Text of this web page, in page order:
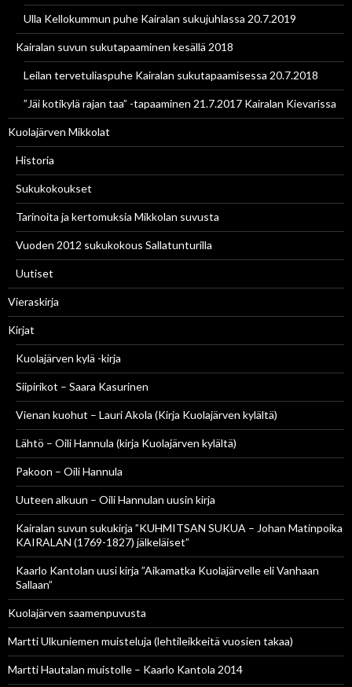
Ulla Kellokummun puhe Kairalan sukujuhlassa 20.7.2019
Kairalan suvun sukutapaaminen kesällä 2018
Leilan tervetuliaspuhe Kairalan sukutapaamisessa 20.7.2018
”Jäi kotikylä rajan taa” -tapaaminen 21.7.2017 Kairalan Kievarissa
Kuolajärven Mikkolat
Historia
Sukukokoukset
Tarinoita ja kertomuksia Mikkolan suvusta
Vuoden 2012 sukukokous Sallatunturilla
Uutiset
Vieraskirja
Kirjat
Kuolajärven kylä -kirja
Siipirikot – Saara Kasurinen
Vienan kuohut – Lauri Akola (Kirja Kuolajärven kylältä)
Lähtö – Oili Hannula (kirja Kuolajärven kylältä)
Pakoon – Oili Hannula
Uuteen alkuun – Oili Hannulan uusin kirja
Kairalan suvun sukukirja ”KUHMITSAN SUKUA – Johan Matinpoika
KAIRALAN (1769-1827) jälkeläiset”
Kaarlo Kantolan uusi kirja ”Aikamatka Kuolajärvelle eli Vanhaan
Sallaan”
Kuolajärven saamenpuvusta
Martti Ulkuniemen muisteluja (lehtileikkeitä vuosien takaa)
Martti Hautalan muistolle – Kaarlo Kantola 2014